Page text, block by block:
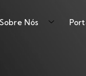
Sobre Nós